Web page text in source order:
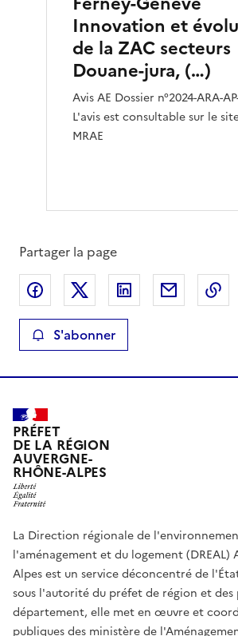
Innovation et
de la ZAC secteurs
Douane-jura, (…)
Avis AE Dossier n°2024-ARA-
L'avis est consultable sur le
MRAE
Partager la page
Partager sur Facebook
Partager sur XPartager sur
S'abonner
PRÉFET
DE LA RÉGION
AUVERGNE-
RHÔNE-ALPES
La Direction régionale de
l'aménagement et du logement (DREAL)
Alpes est un service déconcentré de
sous l'autorité du préfet de région et des
département, elle met en œuvre et
publiques des ministère de